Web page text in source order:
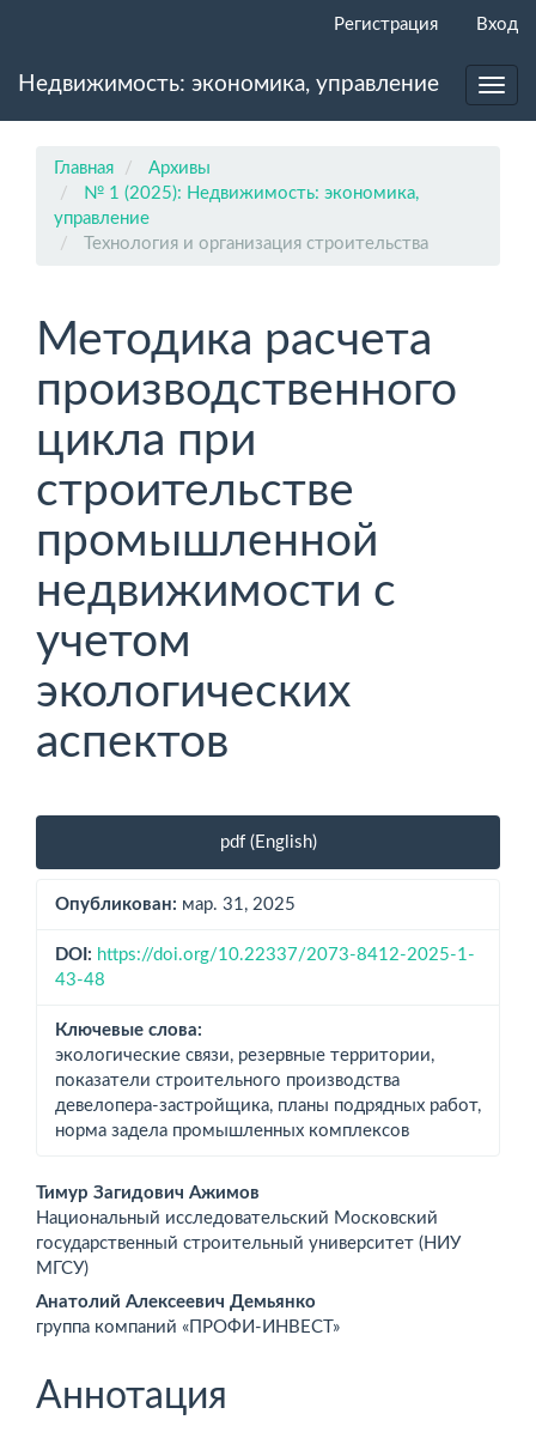
Основное
панель
Регистрация Вход
Недвижимость: экономика, управление
Главная
Архивы
№ 1 (2025): Недвижимость: экономика,
управление
Технология и организация строительства
Методика расчета
производственного
цикла при
строительстве
промышленной
недвижимости с
учетом
экологических
аспектов
Боковая
панель
статьи
pdf (English)
Опубликован: мар. 31, 2025
DOI: https://doi.org/10.22337/2073-8412-2025-1-
43-48
Ключевые слова:
экологические связи, резервные терри­тории,
показатели строительного производства
девелопера-­застройщика, планы подрядных работ,
норма задела промышленных комплексов
Основное
содержимое
статьи
Тимур Загидович Ажимов
Национальный исследовательский Московский
государственный строительный университет (НИУ
МГСУ)
Анатолий Алексеевич Демьянко
группа компаний «ПРОФИ-ИНВЕСТ»
Аннотация